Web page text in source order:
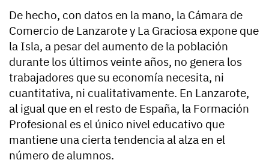
De hecho, con datos en la mano, la Cámara de
Comercio de Lanzarote y La Graciosa expone que
la Isla, a pesar del aumento de la población
durante los últimos veinte años, no genera los
trabajadores que su economía necesita, ni
cuantitativa, ni cualitativamente. En Lanzarote,
al igual que en el resto de España, la Formación
Profesional es el único nivel educativo que
mantiene una cierta tendencia al alza en el
número de alumnos.